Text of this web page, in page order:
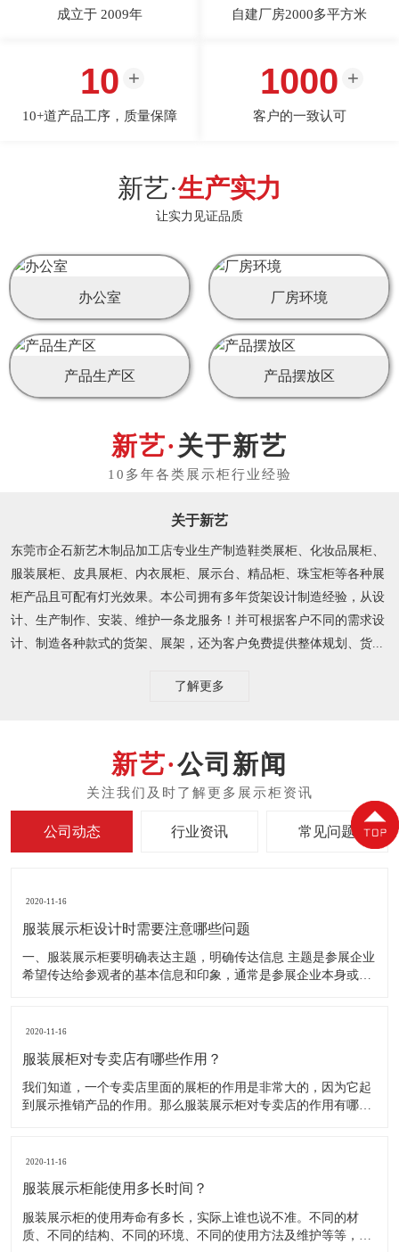
成立于 2009年 自建厂房2000多平方米
10
10+道产品工序，质量保障
1000
客户的一致认可
新艺·生产实力
让实力见证品质
办公室 厂房环境
产品生产区 产品摆放区
关于新艺
关于新艺
东莞市企石新艺木制品加工店专业生产制造鞋类展柜、化妆品展柜、
服装展柜、皮具展柜、内衣展柜、展示台、精品柜、珠宝柜等各种展
柜产品且可配有灯光效果。本公司拥有多年货架设计制造经验，从设
计、生产制作、安装、维护一条龙服务！并可根据客户不同的需求设
计、制造各种款式的货架、展架，还为客户免费提供整体规划、货...
了解更多
公司新闻
公司动态 行业资讯 常见问题
2020-11-16
服装展示柜设计时需要注意哪些问题
一、服装展示柜要明确表达主题，明确传达信息 主题是参展企业
希望传达给参观者的基本信息和印象，通常是参展企业本身或产
2020-11-16
服装展柜对专卖店有哪些作用？
我们知道，一个专卖店里面的展柜的作用是非常大的，因为它起
到展示推销产品的作用。那么服装展示柜对专卖店的作用有哪些
陈列展示商品。把商品的风采展现在消费者面前，使消费者对商
2020-11-16
服装展示柜能使用多长时间？
服装展示柜的使用寿命有多长，实际上谁也说不准。不同的材
质、不同的结构、不同的环境、不同的使用方法及维护等等，都